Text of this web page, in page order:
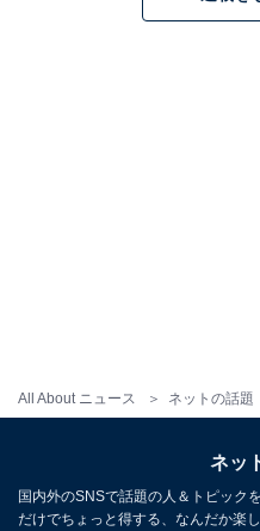
All About ニュース ネットの話題
ネッ
国内外のSNSで話題の人＆トピック
だけでちょっと得する、なんだか楽